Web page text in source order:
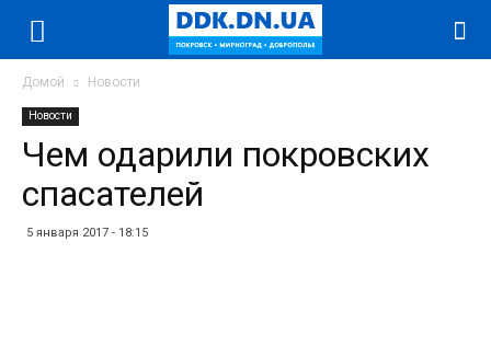
Домой Новости
Новости
Чем одарили покровских
спасателей
5 января 2017 - 18:15